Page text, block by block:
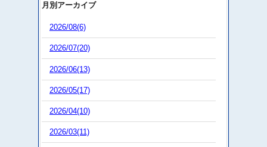
月別アーカイブ
2026/08(6)
2026/07(20)
2026/06(13)
2026/05(17)
2026/04(10)
2026/03(11)